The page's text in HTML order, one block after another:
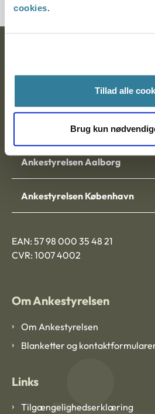
cookies.
Tillad alle
Brug kun
Postadresse:
9000 Aalborg
Ankestyrelsen Aalborg
Ankestyrelsen København
EAN: 57 98 000 35 48 21
CVR: 1007 4002
Om Ankestyrelsen
Om Ankestyrelsen
Blanketter og
Links
Tilgængelighedserklæring